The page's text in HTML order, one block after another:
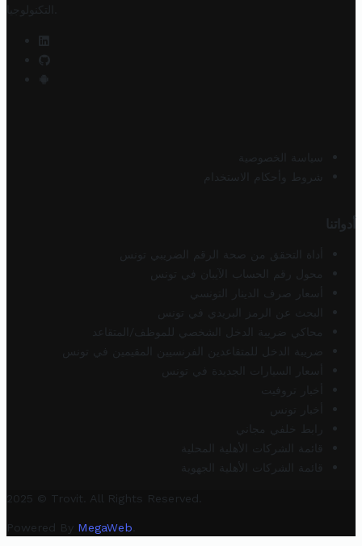
التكنولوجيا
سياسة الخصوصية
شروط وأحكام الاستخدام
أدواتنا
أداة التحقق من صحة الرقم الضريبي تونس
محول رقم الحساب الآيبان في تونس
أسعار صرف الدينار التونسي
البحث عن الرمز البريدي في تونس
محاكي ضريبة الدخل الشخصي للموظف/المتقاعد
ضريبة الدخل للمتقاعدين الفرنسيين المقيمين في تونس
أسعار السيارات الجديدة في تونس
أخبار تروفيت
أخبار تونس
رابط خلفي مجاني
قائمة الشركات الأهلية المحلية
قائمة الشركات الأهلية الجهوية
2025 © Trovit. All Rights Reserved.
Powered By MegaWeb